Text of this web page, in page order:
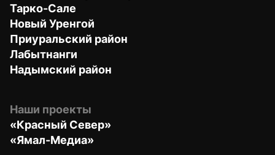
Тарко-Сале
Новый Уренгой
Приуральский район
Лабытнанги
Надымский район
Наши проекты
«Красный Север»
«Ямал-Медиа»